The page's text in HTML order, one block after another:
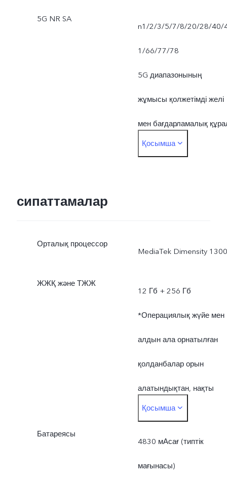
5G NR SA
n1/2/3/5/7/8/20/28/40/
1/66/77/78
5G диапазонының
жұмысы қолжетімді желі
мен бағдарламалық
нұсқасына байланысты.
болады.
Қосымша
сипаттамалар
Орталық процессор
MediaTek Dimensity 1300
ЖЖҚ және ТЖЖ
12 Гб + 256 Гб
*Операциялық жүйе мен
алдын ала орнатылған
қолданбалар орын
алатындықтан, нақты
қолжетімді RAM 12 Гб-
дан кем.
*Операциялық жүйе мен
Қосымша
Батареясы
4830 мАсағ (типтік
мағынасы)